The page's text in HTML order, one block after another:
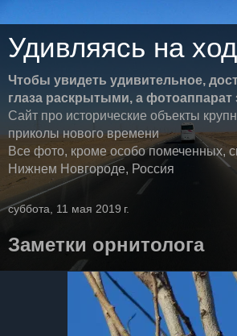
Удивляясь на
Чтобы увидеть удивительное,
глаза раскрытыми, а
Сайт про исторические объекты
приколы нового времени
Все фото, кроме особо помеченных,
Нижнем Новгороде, Россия
суббота, 11 мая 2019 г.
Заметки орнитолога